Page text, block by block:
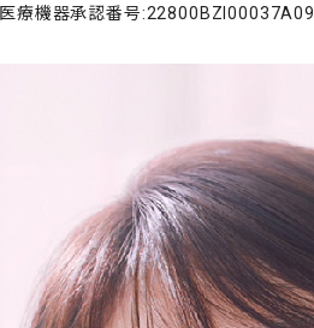
医療機器承認番号:22800BZI00037A09